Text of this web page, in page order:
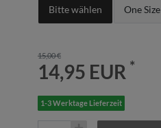
Bitte wählen One Size
15,00 €
14,95 EUR *
1-3 Werktage Lieferzeit